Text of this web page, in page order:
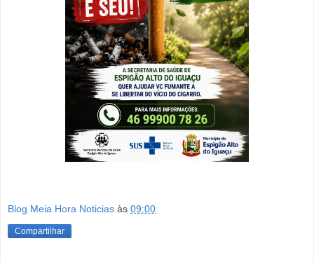
Blog Meia Hora Noticias às 09:00
Compartilhar